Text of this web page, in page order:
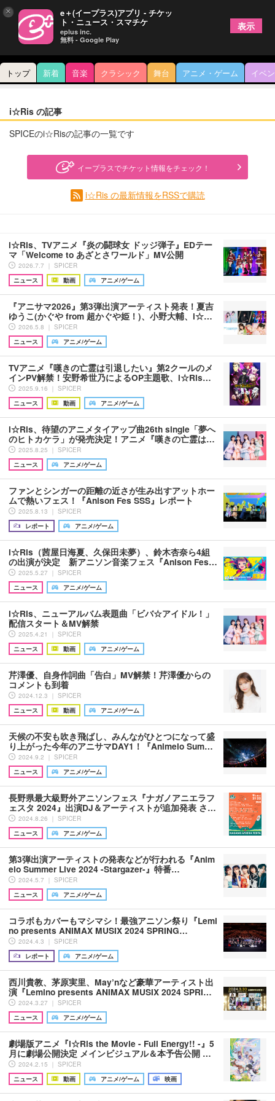
トップ 新着 音楽 クラシック 舞台 アニメ・ゲーム イベ
i☆Ris の記事
SPICEのi☆Risの記事の一覧です
イープラスでチケット情報をチェック！
i☆Ris の最新情報をRSSで購読
i☆Ris、TVアニメ『炎の闘球女 ドッジ弾子』EDテー
マ「Welcome to あざとさワールド」MV公開
2026.7.7 ｜ SPICER
ニュース
動画 アニメ/ゲーム
『アニサマ2026』第3弾出演アーティスト発表！夏吉
ゆうこ(かぐや from 超かぐや姫！)、小野大輔、i☆…
2026.5.8 ｜ SPICER
ニュース
アニメ/ゲーム
TVアニメ『嘆きの亡霊は引退したい』第2クールのメ
インPV解禁！安野希世乃によるOP主題歌、i☆Ris…
2025.9.16 ｜ SPICER
ニュース
動画 アニメ/ゲーム
i☆Ris、待望のアニメタイアップ曲26th single「夢へ
のヒトカケラ」が発売決定！アニメ『嘆きの亡霊は…
2025.8.25 ｜ SPICER
ニュース
アニメ/ゲーム
ファンとシンガーの距離の近さが生み出すアットホー
ムで熱いフェス！『Anison Fes SSS』レポート
2025.8.13 ｜ SPICER
レポート
アニメ/ゲーム
i☆Ris（茜屋日海夏、久保田未夢）、鈴木杏奈ら4組
の出演が決定 新アニソン音楽フェス『Anison Fes…
2025.5.27 ｜ SPICER
ニュース
アニメ/ゲーム
i☆Ris、ニューアルバム表題曲「ビバ☆アイドル！」
配信スタート＆MV解禁
2025.4.21 ｜ SPICER
ニュース
動画 アニメ/ゲーム
芹澤優、自身作詞曲「告白」MV解禁！芹澤優からの
コメントも到着
2024.12.3 ｜ SPICER
ニュース
動画 アニメ/ゲーム
天候の不安も吹き飛ばし、みんながひとつになって盛
り上がった今年のアニサマDAY1！『Animelo Sum…
2024.9.2 ｜ SPICER
ニュース
アニメ/ゲーム
長野県最大級野外アニソンフェス『ナガノアニエラフ
ェスタ 2024』出演DJ＆アーティストが追加発表 さ…
2024.8.26 ｜ SPICER
ニュース
アニメ/ゲーム
第3弾出演アーティストの発表などが行われる『Anim
elo Summer Live 2024 -Stargazer-』特番…
2024.5.7 ｜ SPICER
ニュース
アニメ/ゲーム
コラボもカバーもマシマシ！最強アニソン祭り『Lemi
no presents ANIMAX MUSIX 2024 SPRING…
2024.4.3 ｜ SPICER
レポート
アニメ/ゲーム
西川貴教、茅原実里、May’nなど豪華アーティスト出
演『Lemino presents ANIMAX MUSIX 2024 SPRI…
2024.3.27 ｜ SPICER
ニュース
アニメ/ゲーム
劇場版アニメ『i☆Ris the Movie - Full Energy!! -』5
月に劇場公開決定 メインビジュアル＆本予告公開 …
2024.2.15 ｜ SPICER
ニュース
動画 アニメ/ゲーム 映画
× e＋(イープラス)アプリ - チケッ
ト・ニュース・スマチケ
eplus inc.
無料 - Google Play
表示